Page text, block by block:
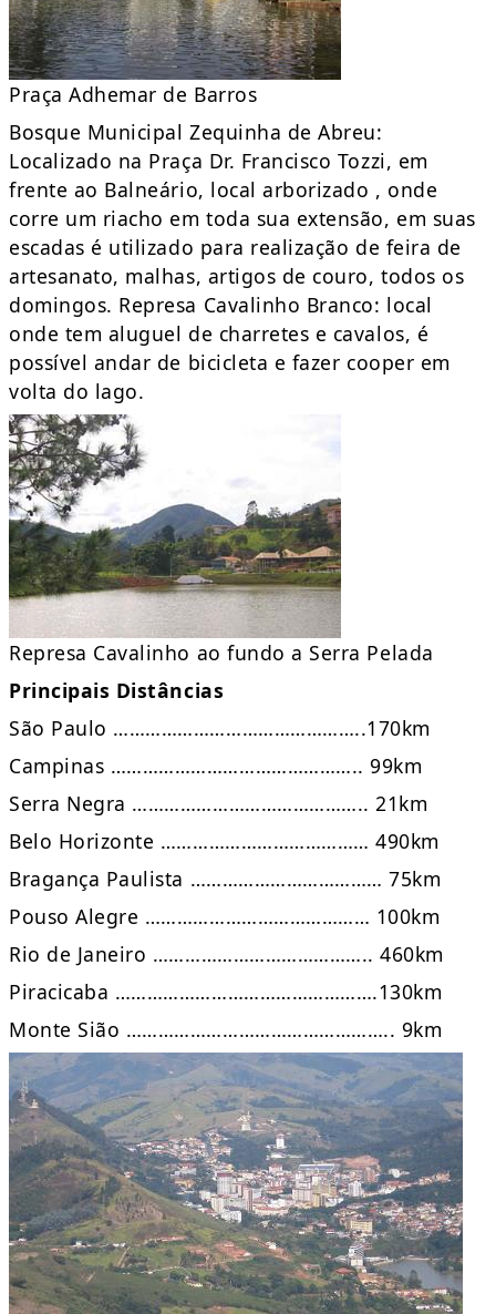
Praça Adhemar de Barros
Bosque Municipal Zequinha de Abreu:
Localizado na Praça Dr. Francisco Tozzi, em
frente ao Balneário, local arborizado , onde
corre um riacho em toda sua extensão, em suas
escadas é utilizado para realização de feira de
artesanato, malhas, artigos de couro, todos os
domingos. Represa Cavalinho Branco: local
onde tem aluguel de charretes e cavalos, é
possível andar de bicicleta e fazer cooper em
volta do lago.
Represa Cavalinho ao fundo a Serra Pelada
Principais Distâncias
São Paulo ………………………………………..170km
Campinas ……………………………………….. 99km
Serra Negra …………………………………….. 21km
Belo Horizonte ………………………………… 490km
Bragança Paulista ……………………………… 75km
Pouso Alegre …………………………………… 100km
Rio de Janeiro ………………………………….. 460km
Piracicaba ………………………………………….130km
Monte Sião ………………………………………….. 9km